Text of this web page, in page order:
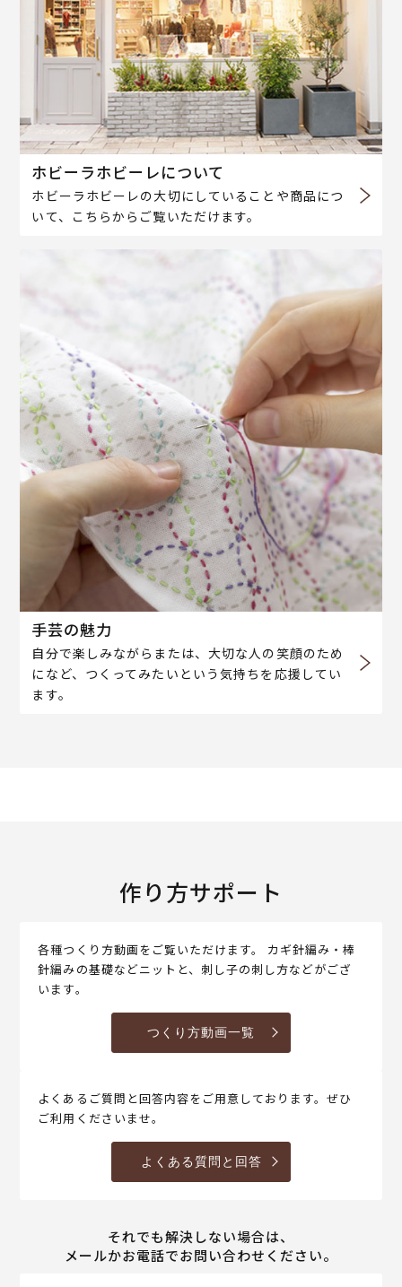
ホビーラホビーレについて
ホビーラホビーレの大切にしていることや商品につ
いて、こちらからご覧いただけます。
手芸の魅力
自分で楽しみながらまたは、大切な人の笑顔のため
になど、つくってみたいという気持ちを応援してい
ます。
作り方サポート
各種つくり方動画をご覧いただけます。 カギ針編み・棒
針編みの基礎などニットと、刺し子の刺し方などがござ
います。
つくり方動画一覧
よくあるご質問と回答内容をご用意しております。ぜひ
ご利用くださいませ。
よくある質問と回答
それでも解決しない場合は、
メールかお電話でお問い合わせください。